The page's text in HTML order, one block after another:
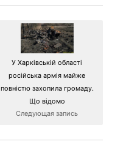
У Харківській області
російська армія майже
повністю захопила громаду.
Що відомо
Следующая запись